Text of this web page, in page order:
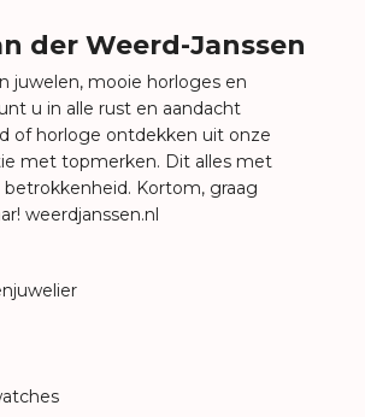
der Weerd-Janssen
juwelen, mooie horloges en
u in alle rust en aandacht
of horloge ontdekken uit onze
met topmerken. Dit alles met
Kortom, graag
weerdjanssen.nl